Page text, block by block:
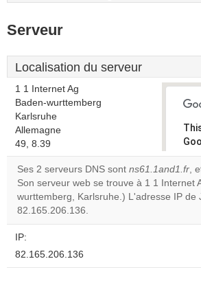
Serveur
Localisation du serveur
1 1 Internet Ag
Baden-wurttemberg
Karlsruhe
Allemagne
49, 8.39
Ses 2 serveurs DNS sont ns61.1and1.fr,
Son serveur web se trouve à 1 1 Internet
wurttemberg, Karlsruhe.) L'adresse IP de
82.165.206.136.
IP:
82.165.206.136